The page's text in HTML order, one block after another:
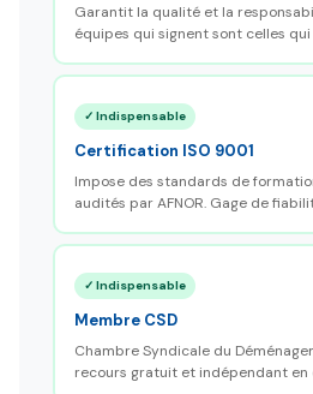
Garantit la qualité et la
équipes qui signent sont celles
✓ Indispensable
Certification ISO 9001
Impose des standards de
audités par AFNOR. Gage de
✓ Indispensable
Membre CSD
Chambre Syndicale du
recours gratuit et indépendant en